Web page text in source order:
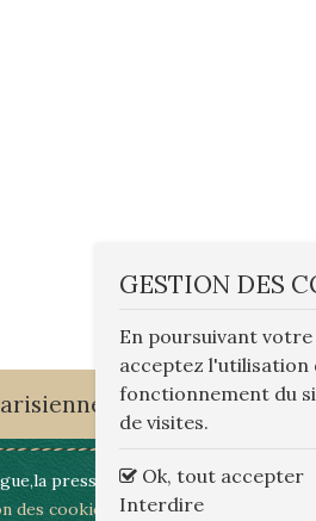
dans le 19ème
presse,les visites Actualités
des cookies Politique de
GESTION DES
En poursuivant
acceptez l'utilisation
fonctionnement du
de visites.
Ok, tout accepter
Interdire